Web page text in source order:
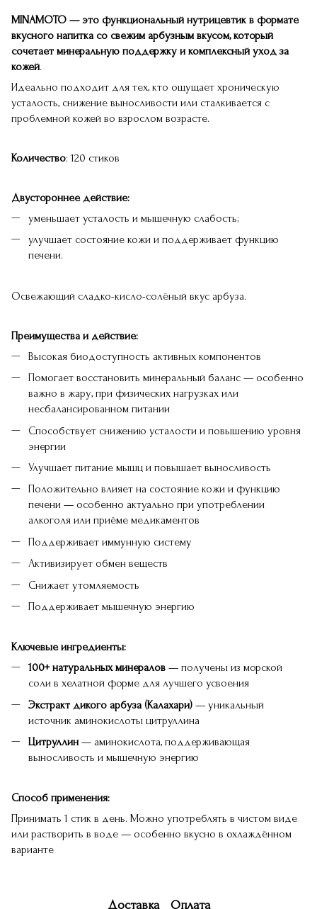
MINAMOTO — это функциональный нутрицевтик в формате
вкусного напитка со свежим арбузным вкусом, который
сочетает минеральную поддержку и комплексный уход за
кожей.
Идеально подходит для тех, кто ощущает хроническую
усталость, снижение выносливости или сталкивается с
проблемной кожей во взрослом возрасте.
Количество: 120 стиков
Двустороннее действие:
уменьшает усталость и мышечную слабость;
улучшает состояние кожи и поддерживает функцию
печени.
Освежающий сладко-кисло-солёный вкус арбуза.
Преимущества и действие:
Высокая биодоступность активных компонентов
Помогает восстановить минеральный баланс — особенно
важно в жару, при физических нагрузках или
несбалансированном питании
Способствует снижению усталости и повышению уровня
энергии
Улучшает питание мышц и повышает выносливость
Положительно влияет на состояние кожи и функцию
печени — особенно актуально при употреблении
алкоголя или приёме медикаментов
Поддерживает иммунную систему
Активизирует обмен веществ
Снижает утомляемость
Поддерживает мышечную энергию
Ключевые ингредиенты:
100+ натуральных минералов — получены из морской
соли в хелатной форме для лучшего усвоения
Экстракт дикого арбуза (Калахари) — уникальный
источник аминокислоты цитруллина
Цитруллин — аминокислота, поддерживающая
выносливость и мышечную энергию
Способ применения:
Принимать 1 стик в день. Можно употреблять в чистом виде
или растворить в воде — особенно вкусно в охлаждённом
варианте
Доставка Оплата